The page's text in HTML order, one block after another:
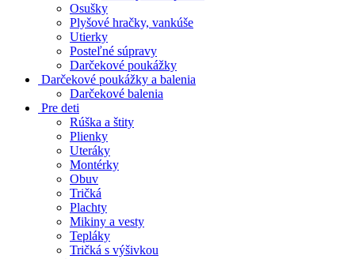
Osušky
Plyšové hračky, vankúše
Utierky
Posteľné súpravy
Darčekové poukážky
Darčekové poukážky a balenia
Darčekové balenia
Pre deti
Rúška a štity
Plienky
Uteráky
Montérky
Obuv
Tričká
Plachty
Mikiny a vesty
Tepláky
Tričká s výšivkou